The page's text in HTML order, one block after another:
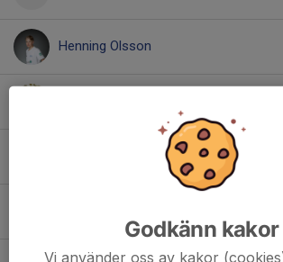
Henning Olsson
Jonatan Axelsson
Godkänn kakor
Vi använder oss av kakor